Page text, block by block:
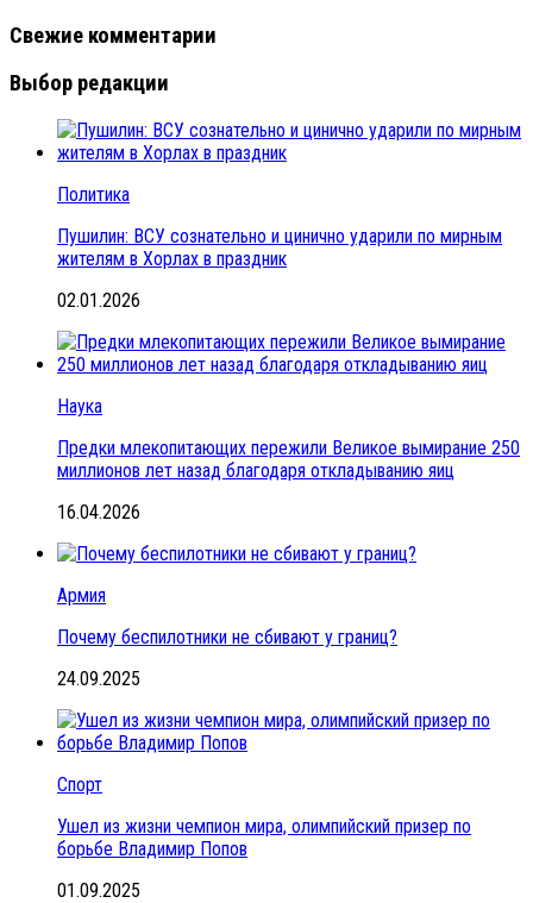
Свежие комментарии
Выбор редакции
Политика
Пушилин: ВСУ сознательно и цинично ударили по мирным
жителям в Хорлах в праздник
02.01.2026
Наука
Предки млекопитающих пережили Великое вымирание 250
миллионов лет назад благодаря откладыванию яиц
16.04.2026
Армия
Почему беспилотники не сбивают у границ?
24.09.2025
Спорт
Ушел из жизни чемпион мира, олимпийский призер по
борьбе Владимир Попов
01.09.2025